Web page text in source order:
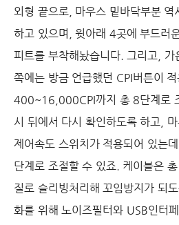
외형 끝으로, 마우스 밑바닥부분 역
하고 있으며, 윗아래 4곳에 부드러
피트를 부착해놨습니다. 그리고, 가
쪽에는 방금 언급했던 CPI버튼이 적
400~16,000CPI까지 총 8단계로
시 뒤에서 다시 확인하도록 하고,
제어속도 스위치가 적용되어 있
단계로 조절할 수 있죠. 케이블은
질로 슬리빙처리해 꼬임방지가 되
화를 위해 노이즈필터와 USB인터